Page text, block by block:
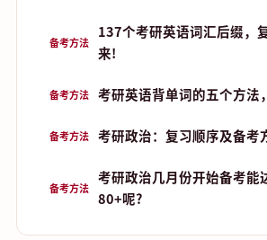
备考方法
137个考研英语词汇后缀，
来!
备考方法 考研英语背单词的五个方法
备考方法 考研政治：复习顺序及备考
备考方法
考研政治几月份开始备考能
80+呢?